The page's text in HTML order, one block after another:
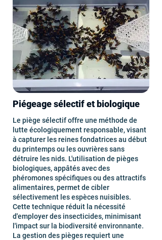
Piégeage sélectif et biologique
Le piège sélectif offre une méthode de
lutte écologiquement responsable, visant
à capturer les reines fondatrices au début
du printemps ou les ouvrières sans
détruire les nids. L'utilisation de pièges
biologiques, appâtés avec des
phéromones spécifiques ou des attractifs
alimentaires, permet de cibler
sélectivement les espèces nuisibles.
Cette technique réduit la nécessité
d'employer des insecticides, minimisant
l'impact sur la biodiversité environnante.
La gestion des pièges requiert une